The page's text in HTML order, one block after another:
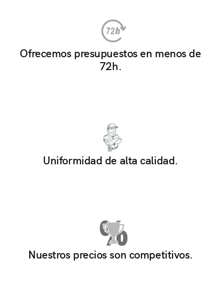
Ofrecemos presupuestos en menos de
72h.
Uniformidad de alta calidad.
Nuestros precios son competitivos.